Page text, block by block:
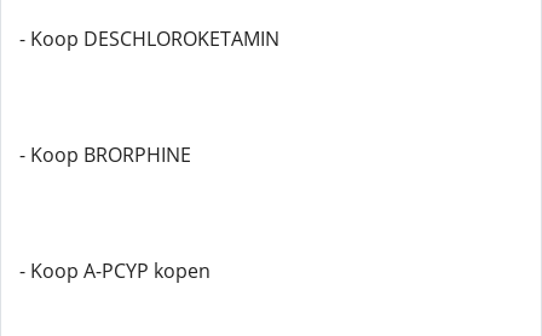
- Koop DESCHLOROKETAMIN
- Koop BRORPHINE
- Koop A-PCYP kopen